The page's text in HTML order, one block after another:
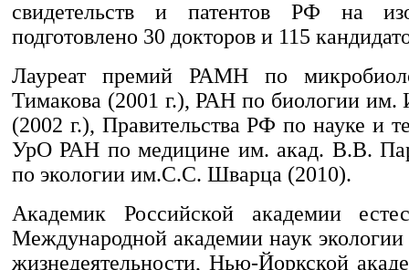
свидетельств и патентов РФ на
подготовлено 30 докторов и 115
Лауреат премий РАМН по
Тимакова (2001 г.), РАН по биологии
(2002 г.), Правительства РФ по науке и
УрО РАН по медицине им. акад. В.В.
по экологии им.С.С. Шварца (2010).
Академик Российской академии
Международной академии наук экологии
жизнедеятельности, Нью-Йоркской